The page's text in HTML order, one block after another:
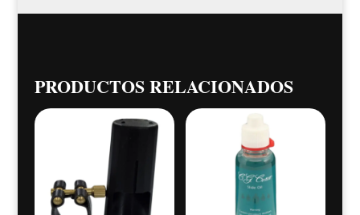
PRODUCTOS RELACIONADOS